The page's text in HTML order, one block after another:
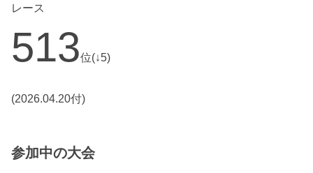
レース
513位(↓5)
(2026.04.20付)
参加中の大会